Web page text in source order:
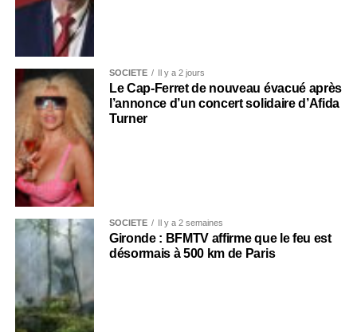
SOCIÉTÉ Il y a 2 jours
Le Cap-Ferret de nouveau évacué après
l’annonce d’un concert solidaire d’Afida
Turner
SOCIÉTÉ Il y a 2 semaines
Gironde : BFMTV affirme que le feu est
désormais à 500 km de Paris